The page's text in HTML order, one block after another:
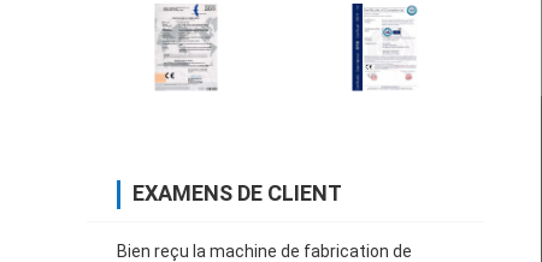
EXAMENS DE CLIENT
Bien reçu la machine de fabrication de